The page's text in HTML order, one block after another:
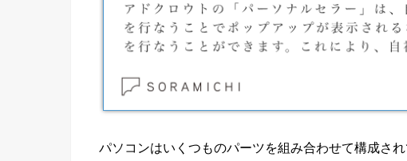
パソコンはいくつものパーツを組み合わせて構成さ